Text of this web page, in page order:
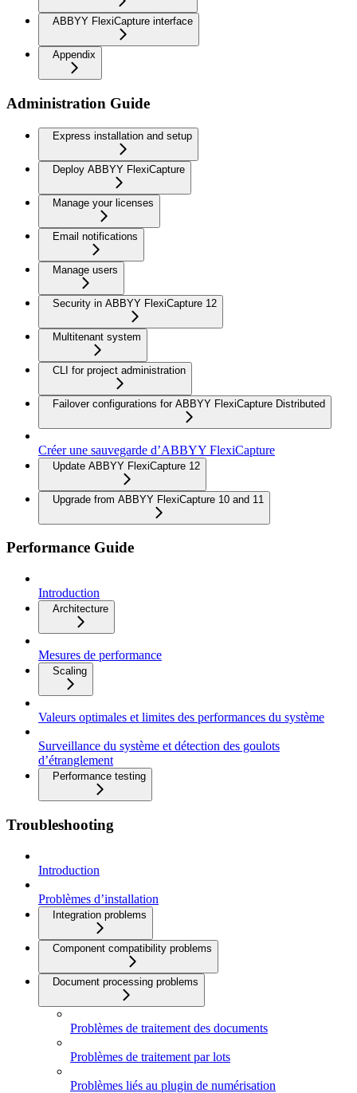
ABBYY FlexiCapture interface
Appendix
Administration Guide
Express installation and setup
Deploy ABBYY FlexiCapture
Manage your licenses
Email notifications
Manage users
Security in ABBYY FlexiCapture 12
Multitenant system
CLI for project administration
Failover configurations for ABBYY FlexiCapture Distributed
Créer une sauvegarde d’ABBYY FlexiCapture
Update ABBYY FlexiCapture 12
Upgrade from ABBYY FlexiCapture 10 and 11
Performance Guide
Introduction
Architecture
Mesures de performance
Scaling
Valeurs optimales et limites des performances du système
Surveillance du système et détection des goulots
d’étranglement
Performance testing
Troubleshooting
Introduction
Problèmes d’installation
Integration problems
Component compatibility problems
Document processing problems
Problèmes de traitement des documents
Problèmes de traitement par lots
Problèmes liés au plugin de numérisation